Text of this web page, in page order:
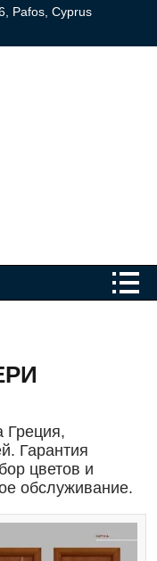
Pafos, Cyprus
Греция,
Гарантия
цветов и
обслуживание.